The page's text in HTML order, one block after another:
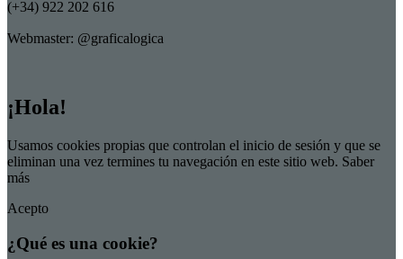
(+34) 922 202 616
Webmaster: @graficalogica
¡Hola!
Usamos cookies propias que controlan el inicio de sesión y que se
eliminan una vez termines tu navegación en este sitio web. Saber
más
Acepto
¿Qué es una cookie?